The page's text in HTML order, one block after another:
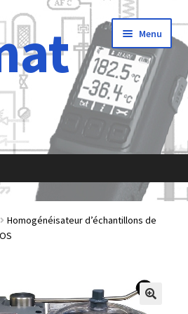
Menu
Homogénéisateur d’échantillons de